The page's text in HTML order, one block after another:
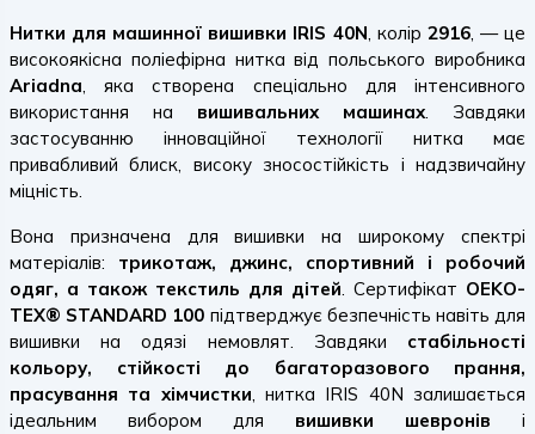
Нитки для машинної вишивки IRIS 40N, колір 2916, — це
високоякісна поліефірна нитка від польського виробника
Ariadna, яка створена спеціально для інтенсивного
використання на вишивальних машинах. Завдяки
застосуванню інноваційної технології нитка має
привабливий блиск, високу зносостійкість і надзвичайну
міцність.
Вона призначена для вишивки на широкому спектрі
матеріалів: трикотаж, джинс, спортивний і робочий
одяг, а також текстиль для дітей. Сертифікат OEKO-
TEX® STANDARD 100 підтверджує безпечність навіть для
вишивки на одязі немовлят. Завдяки стабільності
кольору, стійкості до багаторазового прання,
прасування та хімчистки, нитка IRIS 40N залишається
ідеальним вибором для вишивки шевронів і